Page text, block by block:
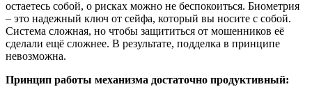
остаетесь собой, о рисках можно не беспокоиться. Биометрия
– это надежный ключ от сейфа, который вы носите с собой.
Система сложная, но чтобы защититься от мошенников её
сделали ещё сложнее. В результате, подделка в принципе
невозможна.
Принцип работы механизма достаточно продуктивный: